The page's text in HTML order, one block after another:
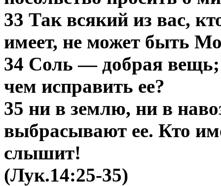
33 Так всякий из вас,
имеет, не может быть
34 Соль — добрая вещь;
чем исправить ее?
35 ни в землю, ни в
выбрасывают ее. Кто
слышит!
(Лук.14:25-35)